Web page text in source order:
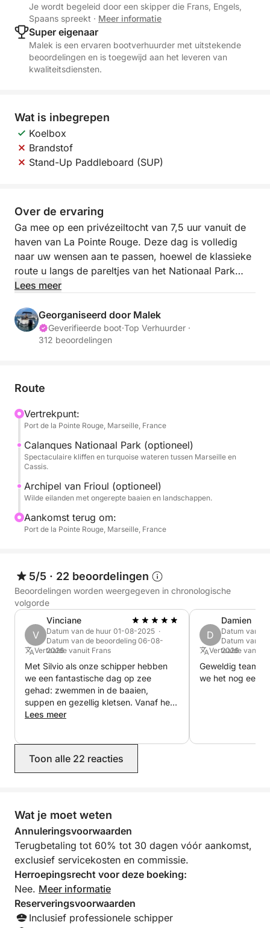
Je wordt begeleid door een skipper die Frans, Engels,
Spaans spreekt · Meer informatie
Super eigenaar
Malek is een ervaren bootverhuurder met uitstekende
beoordelingen en is toegewijd aan het leveren van
kwaliteitsdiensten.
Wat is inbegrepen
Koelbox
Brandstof
Stand-Up Paddleboard (SUP)
Over de ervaring
Ga mee op een privézeiltocht van 7,5 uur vanuit de
haven van La Pointe Rouge. Deze dag is volledig
naar uw wensen aan te passen, hoewel de klassieke
route u langs de pareltjes van het Nationaal Park
Calanques en de archipel van Frioul voert. Met een
ideaal voor een complete onderdompeling in het
turquoise water van Marseille.
optioneel beschikbaar (€ 30) om de baaien dicht bij
(Frans, Engels, Spaans) zorgt voor uw comfort en
begeleidt u naar de beste zwemplekken, ver weg
van de drukte van de stad.
kliffen en kristalhelder water.
P.S.: De getoonde prijs is voor de boothuur. De
schipper (€ 130) en brandstof dienen apart te
Lees meer
Georganiseerd door Malek
Geverifieerde boot·Top Verhuurder ·
312 beoordelingen
Route
Vertrekpunt:
Port de la Pointe Rouge, Marseille, France
Calanques Nationaal Park (optioneel)
Spectaculaire kliffen en turquoise wateren tussen Marseille en
Cassis.
Archipel van Frioul (optioneel)
Wilde eilanden met ongerepte baaien en landschappen.
Aankomst terug om:
Port de la Pointe Rouge, Marseille, France
5/5 · 22 beoordelingen
Beoordelingen worden weergegeven in chronologische
volgorde
V
Vinciane
Datum van de huur 01-08-2025 ·
Datum van de beoordeling 06-08-
2026
Vertaalde vanuit Frans
Met Silvio als onze schipper hebben
we een fantastische dag op zee
gehad: zwemmen in de baaien,
suppen en gezellig kletsen. Vanaf het
moment dat we boekten, waren we
verliep soepel en efficiënt, en de prijs
was precies zoals beloofd. Ik kan het
humeur ?
Lees meer
D
Damien
Datum van
Datum van
2026
Vertaalde vanuit
Geweldig team.
we het nog eens
Toon alle 22 reacties
Wat je moet weten
Annuleringsvoorwaarden
Terugbetaling tot 60% tot 30 dagen vóór aankomst,
exclusief servicekosten en commissie.
Herroepingsrecht voor deze boeking:
Nee. Meer informatie
Reserveringsvoorwaarden
Inclusief professionele schipper